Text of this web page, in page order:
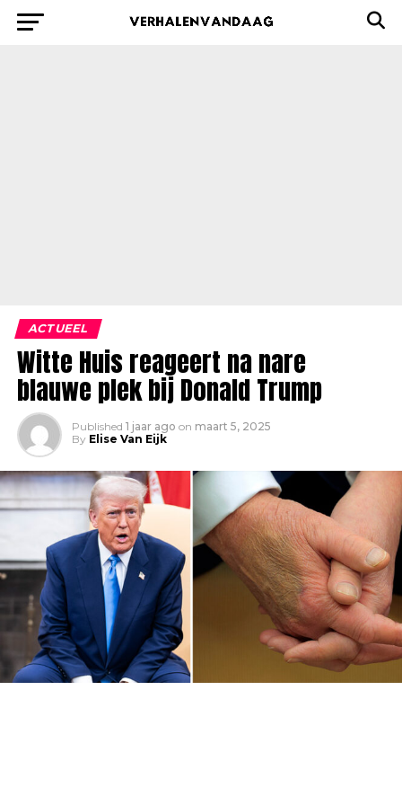
ACTUEEL
Witte Huis reageert na nare
blauwe plek bij Donald Trump
Published 1 jaar ago on maart 5, 2025
By Elise Van Eijk